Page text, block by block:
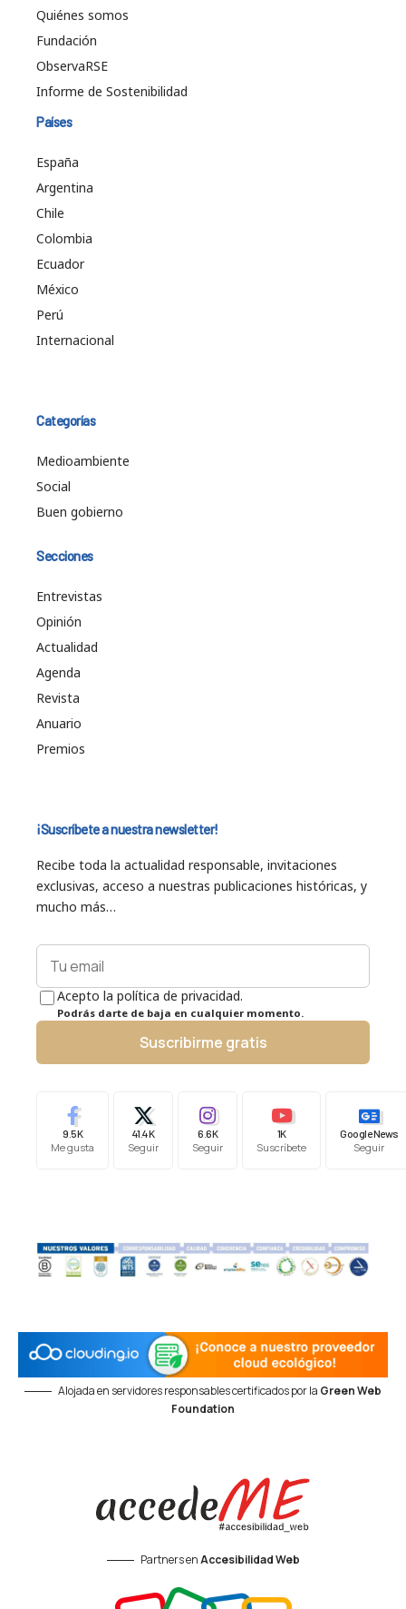
Quiénes somos
Fundación
ObservaRSE
Informe de Sostenibilidad
Países
España
Argentina
Chile
Colombia
Ecuador
México
Perú
Internacional
Categorías
Medioambiente
Social
Buen gobierno
Secciones
Entrevistas
Opinión
Actualidad
Agenda
Revista
Anuario
Premios
¡Suscríbete a nuestra newsletter!
Recibe toda la actualidad responsable, invitaciones
exclusivas, acceso a nuestras publicaciones históricas, y
mucho más…
Acepto la política de privacidad.
Podrás darte de baja en cualquier momento.
Suscribirme gratis
9.5K
Me gusta
41.4K
Seguir
6.6K
Seguir
1K
Suscríbete
Google News
Seguir
Alojada en servidores responsables certificados por la Green Web
Foundation
Partners enAccesibilidad Web